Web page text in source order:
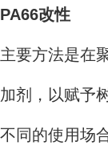
PA66改性
主要方法是在
加剂，以赋予
不同的使用场